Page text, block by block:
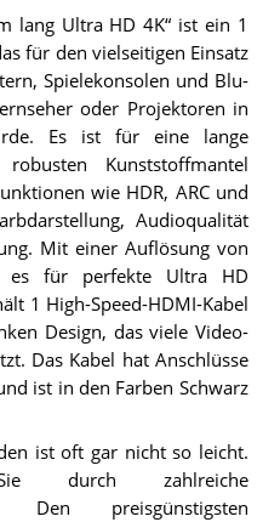
lang Ultra HD 4K“ ist ein 1
für den vielseitigen Einsatz
Spielekonsolen und Blu-
oder Projektoren in
Es ist für eine lange
Kunststoffmantel
wie HDR, ARC und
Audioqualität
Mit einer Auflösung von
für perfekte Ultra HD
1 High-Speed-HDMI-Kabel
Design, das viele Video-
Das Kabel hat Anschlüsse
ist in den Farben Schwarz
ist oft gar nicht so leicht.
durch zahlreiche
Den preisgünstigsten